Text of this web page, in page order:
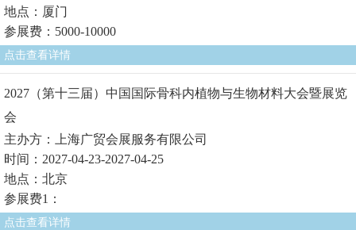
地点：厦门
参展费：5000-10000
点击查看详情
2027（第十三届）中国国际骨科内植物与生物材料大会暨展览
会
主办方：上海广贸会展服务有限公司
时间：2027-04-23-2027-04-25
地点：北京
参展费1：
点击查看详情